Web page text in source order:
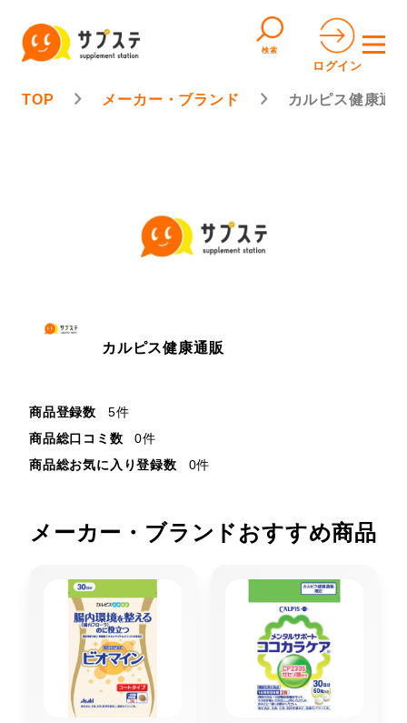
検索
ログイン
TOP メーカー・ブランド カルピス健康通
カルピス健康通販
商品登録数
5件
商品総口コミ数
0件
商品総お気に入り登録数
0件
メーカー・ブランドおすすめ商品